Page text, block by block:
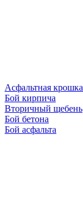
Асфальтная крошка
Бой кирпича
Вторичный щебень
Бой бетона
Бой асфальта